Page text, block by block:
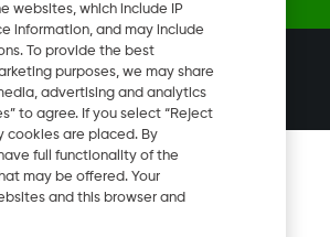
of the websites, which include IP
device information, and may include
To provide the best
marketing purposes, we may share
media, advertising and analytics
to agree. If you select “Reject
cookies are placed. By
not have full functionality of the
that may be offered. Your
websites and this browser and
عرض المواقع العالمية